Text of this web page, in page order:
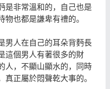
是非常溫和的，自己也是
也都是謙卑有禮的。
男人在自己的耳朵背麪長
這個男人有著很多的財
人，不顯山顯水的，同時
正屬於悶聲乾大事的。